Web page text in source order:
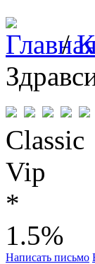
/
Classic
Vip
*
1.5%
Написать письмо